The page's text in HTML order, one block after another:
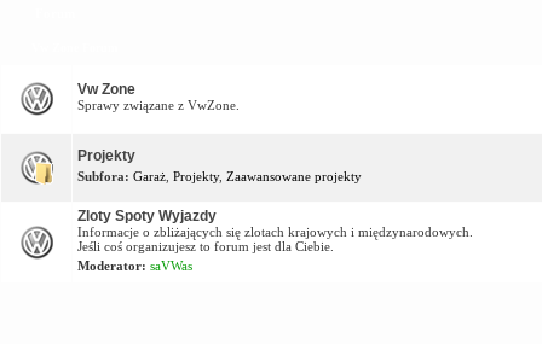
Vw Zone
Sprawy związane z VwZone.
Projekty
Subfora: Garaż Projekty, Zaawansowane projekty
Zloty Spoty Wyjazdy
Informacje o zbliżających się zlotach krajowych i międzynarodowych.
Jeśli coś organizujesz to forum jest dla Ciebie.
Moderator: saVWas